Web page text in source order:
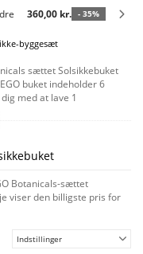
360,00 kr. - 35%
byggesæt
sættet Solsikkebuket
buket indeholder 6
med at lave 1
og har justerbare
blomsterdekoration.
LEGO Botanicals sæt
kærlighed og held,
gave til fødselsdage,
mænd og
appen, hvor man
Byg-selv-sættet
Botanicals-sættet
viser den billigste pris for
Indstillinger